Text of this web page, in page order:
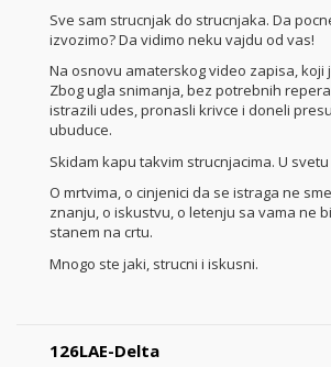
Sve sam strucnjak do strucnjaka. Da
izvozimo? Da vidimo neku vajdu od vas!
Na osnovu amaterskog video zapisa, koji
Zbog ugla snimanja, bez potrebnih
istrazili udes, pronasli krivce i doneli
ubuduce.
Skidam kapu takvim strucnjacima. U
O mrtvima, o cinjenici da se istraga ne
znanju, o iskustvu, o letenju sa vama ne
stanem na crtu.
Mnogo ste jaki, strucni i iskusni.
126LAE-Delta